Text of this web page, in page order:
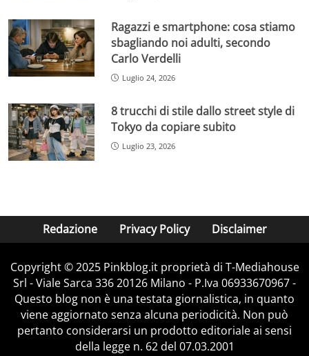
Ragazzi e smartphone: cosa stiamo
sbagliando noi adulti, secondo
Carlo Verdelli
Luglio 24, 2026
8 trucchi di stile dallo street style di
Tokyo da copiare subito
Luglio 23, 2026
Redazione Privacy Policy Disclaimer
Copyright © 2025 Pinkblog.it proprietà di T-Mediahouse
Srl - Viale Sarca 336 20126 Milano - P.Iva 06933670967 -
Questo blog non è una testata giornalistica, in quanto
viene aggiornato senza alcuna periodicità. Non può
pertanto considerarsi un prodotto editoriale ai sensi
della legge n. 62 del 07.03.2001